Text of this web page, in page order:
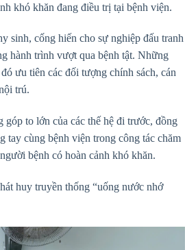
khó khăn đang điều trị tại bệnh viện.
sinh, cống hiến cho sự nghiệp đấu tranh
hành trình vượt qua bệnh tật. Những
ưu tiên các đối tượng chính sách, cán
trú.
to lớn của các thế hệ đi trước, đồng
tay cùng bệnh viện trong công tác chăm
bệnh có hoàn cảnh khó khăn.
huy truyền thống “uống nước nhớ